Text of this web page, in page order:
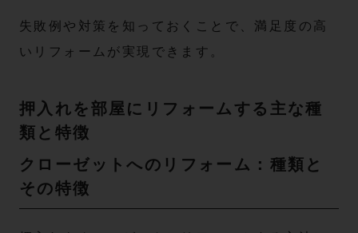
失敗例や対策を知っておくことで、満足度の高
いリフォームが実現できます。
押入れを部屋にリフォームする主な種
類と特徴
クローゼットへのリフォーム：種類と
その特徴